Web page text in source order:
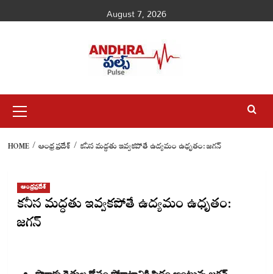
to
August 7, 2026
Menu
HOME ఆంధ్రప్రదేశ్ కనీస మద్ధతు ఇవ్వకపోతే ఉద్యమం ఉధృతం: జగన్
ఆంధ్రప్రదేశ్
కనీస మద్ధతు ఇవ్వకపోతే ఉద్యమం ఉధృతం:
జగన్